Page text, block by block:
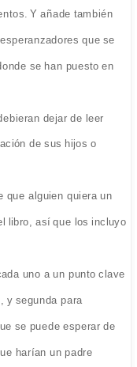
Y añade también
que se
se han puesto en
dejar de leer
de sus hijos o
que alguien quiera un
libro, así que los incluyo
uno a un punto clave
y segunda para
se puede esperar de
harían un padre